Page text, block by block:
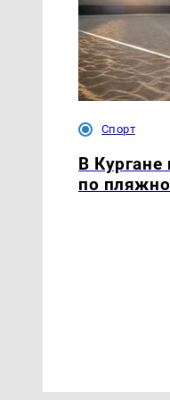
Спорт
В Кургане
по